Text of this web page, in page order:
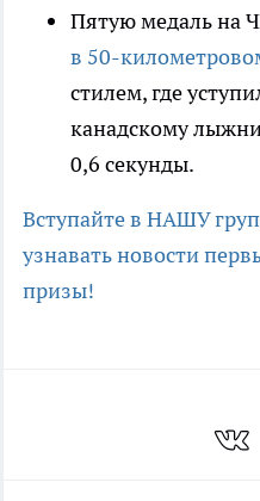
Пятую медаль на
в 50-
стилем, где
канадскому
0,6 секунды.
Вступайте в НАШУ
узнавать новости
призы!